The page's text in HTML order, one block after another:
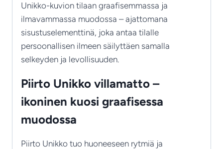
Unikko-kuvion tilaan graafisemmassa ja
ilmavammassa muodossa – ajattomana
sisustuselementtinä, joka antaa tilalle
persoonallisen ilmeen säilyttäen samalla
selkeyden ja levollisuuden.
Piirto Unikko villamatto –
ikoninen kuosi graafisessa
muodossa
Piirto Unikko tuo huoneeseen rytmiä ja